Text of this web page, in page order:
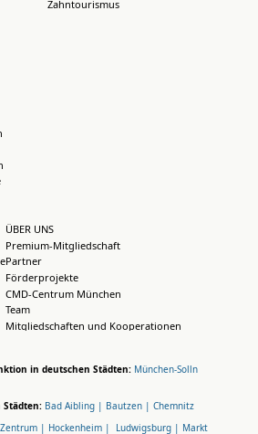
Zahntourismus
ÜBER UNS
Premium-Mitgliedschaft
Partner
Förderprojekte
CMD-Centrum München
Team
Mitgliedschaften und Kooperationen
in deutschen Städten: München-Solln
Städten: Bad Aibling | Bautzen | Chemnitz
| Hockenheim | Ludwigsburg | Markt